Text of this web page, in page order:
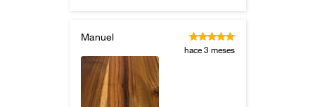
Manuel
hace 3 meses